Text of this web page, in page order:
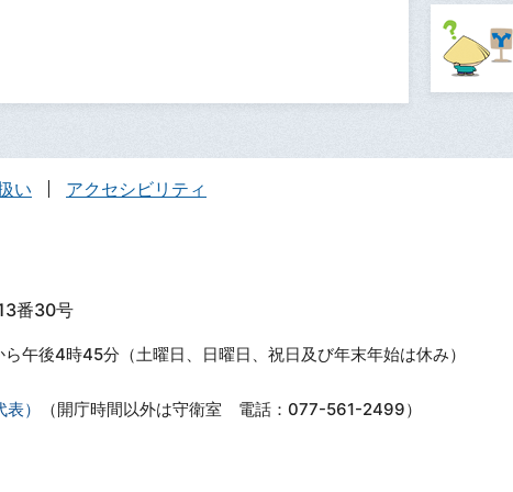
い アクセシビリティ
番30号
午後4時45分（土曜日、日曜日、祝日及び年末年始は休み）
表） （開庁時間以外は守衛室 電話：077-561-2499）